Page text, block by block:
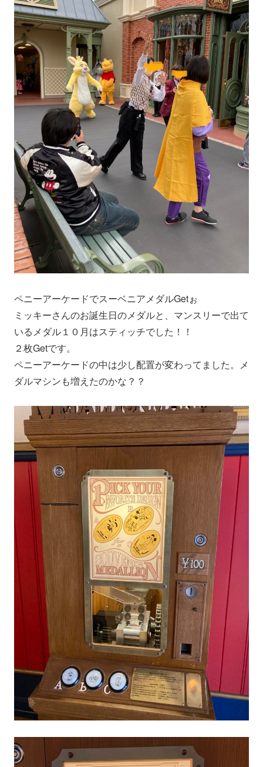
ペニーアーケードでスーベニアメダルGetぉ
ミッキーさんのお誕生日のメダルと、マンスリーで出て
いるメダル１０月はスティッチでした！！
２枚Getです。
ペニーアーケードの中は少し配置が変わってました。メ
ダルマシンも増えたのかな？？